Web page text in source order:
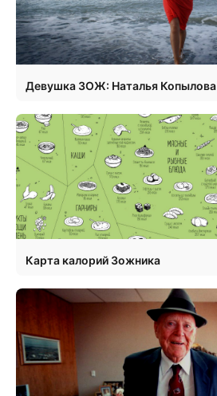
Девушка ЗОЖ: Наталья Копылова
Карта калорий Зожника